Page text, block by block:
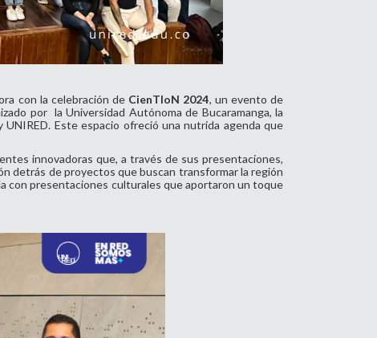
con la celebración de CienTIoN 2024, un evento de
por la Universidad Autónoma de Bucaramanga, la
UNIRED. Este espacio ofreció una nutrida agenda que
innovadoras que, a través de sus presentaciones,
detrás de proyectos que buscan transformar la región
con presentaciones culturales que aportaron un toque